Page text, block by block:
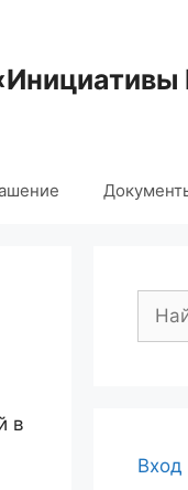
в
Поиск:
Вход